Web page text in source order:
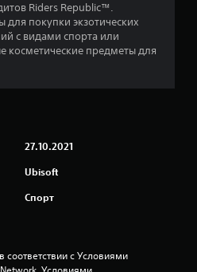
п
Riders Republic™.
для покупки экзотических
с видами спорта или
косметические предметы для
27.10.2021
Ubisoft
Спорт
соответствии с Условиями